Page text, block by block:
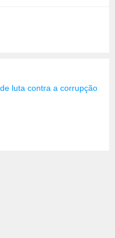
luta contra a corrupção